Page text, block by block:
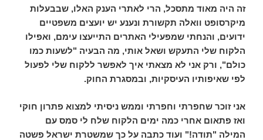
זה היה מאוד מתסכל, הרי לאתרי הענק האלו, שבבעלות
מיקרסופט וואלה תקשורת ונענע יש יועצים משפטיים
ידועים, והנחתי שמפעילי האתרים התייעצו עימם, ואפילו
הלקוח שלי התעקש ושאל אותי, מה הבעיה "לשעות כמו
כולם", ורק אני לא מצאתי איך לאפשר ללקוח שלי לפעול
לפי שאיפותיו העיסקיות, ובמסגרת החוק.
אני זוכר שחפרתי וחפרתי וממש ניסיתי למצוא פתרון חוקי
ואז פתאום אחרי כמה ימים הלקוח שלח לי סמס עם
המילה "תודה!" ועוד כתבה על כך שמשטרת ישראל פשטה